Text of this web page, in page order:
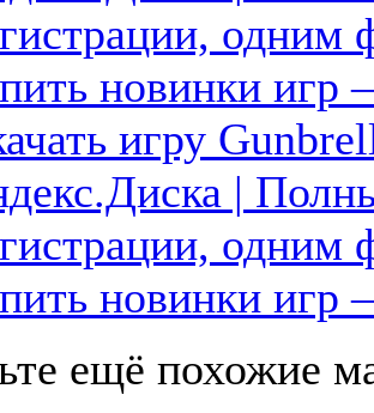
одним
новинки
игру
|
одним
новинки
ещё похожие